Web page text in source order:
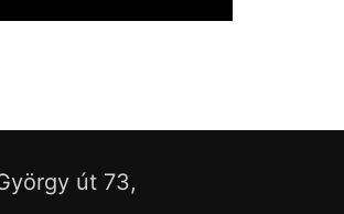
út 73,